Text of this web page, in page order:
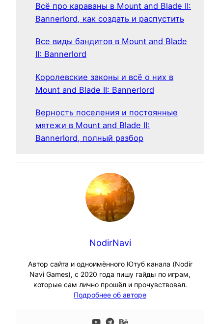
Всё про караваны в Mount and Blade II:
Bannerlord, как создать и распустить
Все виды бандитов в Mount and Blade
II: Bannerlord
Королевские законы и всё о них в
Mount and Blade II: Bannerlord
Верность поселения и постоянные
мятежи в Mount and Blade II:
Bannerlord, полный разбор
NodirNavi
Автор сайта и одноимённого Ютуб канала (Nodir
Navi Games), с 2020 года пишу гайды по играм,
которые сам лично прошёл и прочувствовал.
Подробнее об авторе